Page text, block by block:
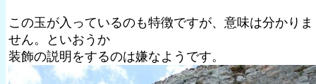
この玉が入っているのも特徴ですが、意味は分かりま
せん。といおうか
装飾の説明をするのは嫌なようです。